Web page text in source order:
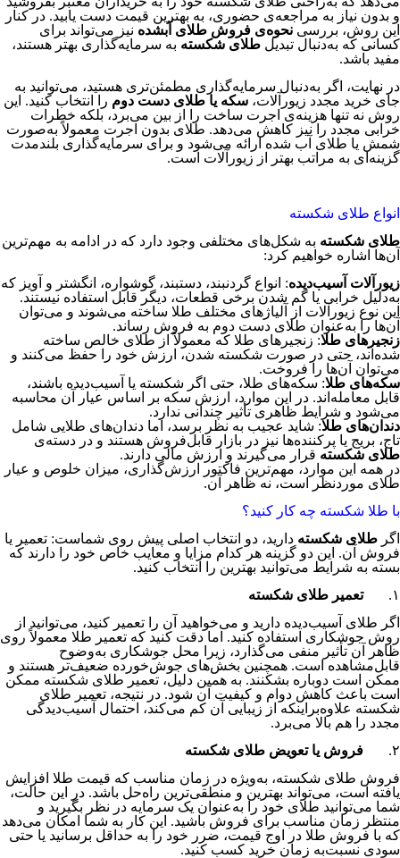
و بدون نیاز به مراجعه‌ی حضوری، به بهترین قیمت دست یابید. در کنار
این روش، بررسی نحوه‌ی فروش طلای آبشده نیز می‌تواند برای
کسانی که به‌دنبال تبدیل طلای شکسته به سرمایه‌گذاری بهتر هستند،
مفید باشد.
در نهایت، اگر به‌دنبال سرمایه‌گذاری مطمئن‌تری هستید، می‌توانید به
جای خرید مجدد زیورآلات، سکه یا طلای دست دوم را انتخاب کنید. این
روش نه تنها هزینه‌ی اجرت ساخت را از بین می‌برد، بلکه خطرات
خرابی مجدد را نیز کاهش می‌دهد. طلای بدون اجرت معمولاً به‌صورت
شمش یا طلای آب شده ارائه می‌شود و برای سرمایه‌گذاری بلندمدت
گزینه‌ای به مراتب بهتر از زیورآلات است.
انواع طلای شکسته
طلای شکسته به شکل‌های مختلفی وجود دارد که در ادامه به مهم‌ترین
آن‌ها اشاره خواهیم کرد:
زیورآلات آسیب‌دیده: انواع گردنبند، دستبند، گوشواره، انگشتر و آویز که
به‌دلیل خرابی یا گم شدن برخی قطعات، دیگر قابل استفاده نیستند.
این نوع زیورآلات از آلیاژهای مختلف طلا ساخته می‌شوند و می‌توان
آن‌ها را به‌عنوان طلای دست دوم به فروش رساند.
زنجیرهای طلا: زنجیرهای طلا که معمولاً از طلای خالص ساخته
شده‌اند، حتی در صورت شکسته شدن، ارزش خود را حفظ می‌کنند و
می‌توان آن‌ها را فروخت.
سکه‌های طلا: سکه‌های طلا، حتی اگر شکسته یا آسیب‌دیده باشند،
قابل معامله‌اند. در این موارد، ارزش سکه بر اساس عیار آن محاسبه
می‌شود و شرایط ظاهری تأثیر چندانی ندارد.
دندان‌های طلا: شاید عجیب به نظر برسد، اما دندان‌های طلایی شامل
تاج، بریج یا پرکننده‌ها نیز در بازار قابل‌فروش هستند و در دسته‌ی
طلای شکسته قرار می‌گیرند و ارزش مالی دارند.
در همه این موارد، مهم‌ترین فاکتور ارزش‌گذاری، میزان خلوص و عیار
طلای موردنظر است، نه ظاهر آن.
با طلا شکسته چه کار کنید؟
اگر طلای شکسته دارید، دو انتخاب اصلی پیش روی شماست: تعمیر یا
فروش آن. این دو گزینه هر کدام مزایا و معایب خاص خود را دارند که
بسته به شرایط می‌توانید بهترین را انتخاب کنید.
۱.
تعمیر طلای شکسته
اگر طلای آسیب‌دیده دارید و می‌خواهید آن را تعمیر کنید، می‌توانید از
روش جوشکاری استفاده کنید. اما دقت کنید که تعمیر طلا معمولاً روی
ظاهر آن تأثیر منفی می‌گذارد، زیرا محل جوشکاری به‌وضوح
قابل‌مشاهده است. همچنین بخش‌های جوش‌خورده ضعیف‌تر هستند و
ممکن است دوباره بشکنند. به همین دلیل، تعمیر طلای شکسته ممکن
است باعث کاهش دوام و کیفیت آن شود. در نتیجه، تعمیر طلای
شکسته علاوه‌بر‌اینکه از زیبایی آن کم می‌کند، احتمال آسیب‌دیدگی
مجدد را هم بالا می‌برد.
۲.
فروش یا تعویض طلای شکسته
فروش طلای شکسته، به‌ویژه در زمان مناسب که قیمت طلا افزایش
یافته است، می‌تواند بهترین و منطقی‌ترین راه‌حل باشد. در این حالت،
شما می‌توانید طلای خود را به‌عنوان یک سرمایه در نظر بگیرید و
منتظر زمان مناسب برای فروش باشید. این کار به شما امکان می‌دهد
که با فروش طلا در اوج قیمت، ضرر خود را به حداقل برسانید یا حتی
سودی نسبت‌به زمان خرید کسب کنید.